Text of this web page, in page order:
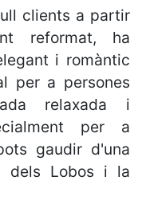
clients a partir
reformat, ha
i romàntic
per a persones
relaxada i
per a
gaudir d'una
dels Lobos i la